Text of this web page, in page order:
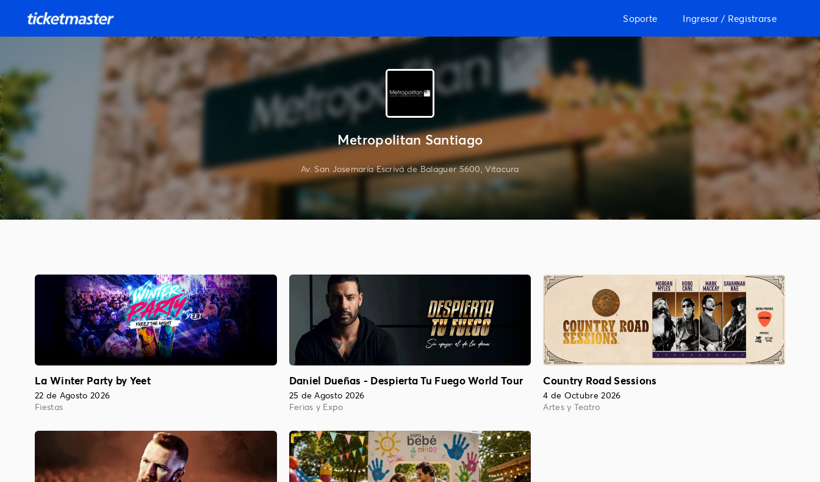
Soporte Ingresar / Registrarse
Metropolitan Santiago
Av. San Josemaría Escrivá de Balaguer 5600, Vitacura
La Winter Party by Yeet
22 de Agosto 2026
Fiestas
Daniel Dueñas - Despierta Tu Fuego World Tour
25 de Agosto 2026
Ferias y Expo
Country Road Sessions
4 de Octubre 2026
Artes y Teatro